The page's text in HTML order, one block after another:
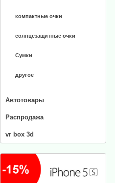
компактные очки
солнцезащитные очки
Сумки
другое
Автотовары
Распродажа
vr box 3d